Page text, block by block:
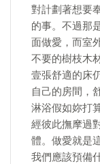
對計劃著想要
的事。不過那
面做愛，而室
不要的樹枝木
壹張舒適的床
自己的房間，
淋浴假如妳打
經彼此撫摩過
體。做愛就是
我們應該預備